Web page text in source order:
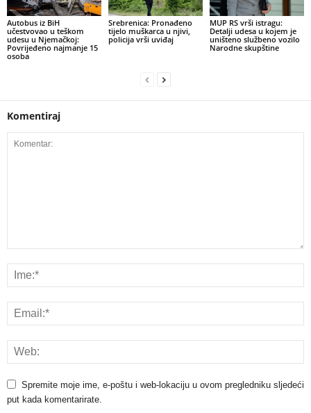
​Autobus iz BiH
učestvovao u teškom
udesu u Njemačkoj:
Povrijeđeno najmanje 15
osoba
​Srebrenica: Pronađeno
tijelo muškarca u njivi,
policija vrši uviđaj
​MUP RS vrši istragu:
Detalji udesa u kojem je
uništeno službeno vozilo
Narodne skupštine
Komentiraj
Spremite moje ime, e-poštu i web-lokaciju u ovom pregledniku sljedeći
put kada komentarirate.